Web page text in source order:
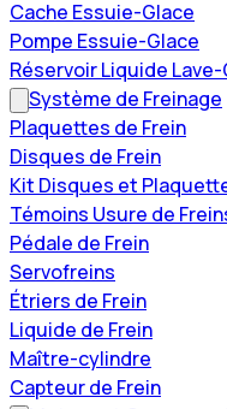
Cache Essuie-Glace
Pompe Essuie-Glace
Réservoir Liquide
Système de Freinage
Plaquettes de Frein
Disques de Frein
Kit Disques et
Témoins Usure de
Pédale de Frein
Servofreins
Étriers de Frein
Liquide de Frein
Maître-cylindre
Capteur de Frein